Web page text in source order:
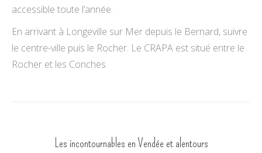
accessible toute l’année.
En arrivant à Longeville sur Mer depuis le Bernard, suivre
le centre-ville puis le Rocher. Le CRAPA est situé entre le
Rocher et les Conches.
navigation
Previous
Les incontournables en Vendée et alentours